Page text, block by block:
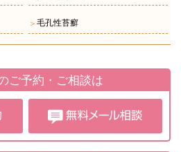
＞毛孔性苔癬
ご予約・ご相談は